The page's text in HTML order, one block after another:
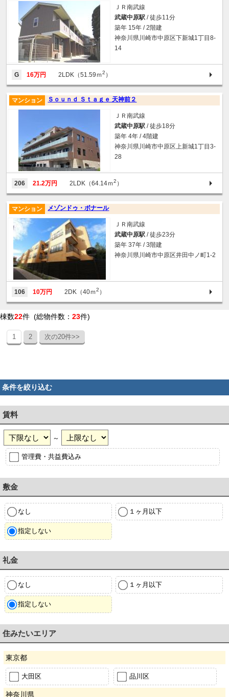
ＪＲ南武線
武蔵中原駅 / 徒歩11分
築年 15年 / 2階建
神奈川県川崎市中原区下新城1丁目8-
14
G 16万円 2LDK（51.59ｍ2 ）
Ｓｏｕｎｄ Ｓｔａｇｅ 天神前２
マンション
ＪＲ南武線
武蔵中原駅 / 徒歩18分
築年 4年 / 4階建
神奈川県川崎市中原区上新城1丁目3-
28
206 21.2万円 2LDK（64.14ｍ2 ）
メゾンドゥ・ボナール
マンション
ＪＲ南武線
武蔵中原駅 / 徒歩23分
築年 37年 / 3階建
神奈川県川崎市中原区井田中ノ町1-2
106 10万円 2DK（40ｍ2 ）
棟数22件 (総物件数： 23件)
1 2 次の20件>>
条件を絞り込む
賃料
～
管理費・共益費込み
敷金
なし １ヶ月以下
指定しない
礼金
なし １ヶ月以下
指定しない
住みたいエリア
東京都
大田区 品川区
神奈川県